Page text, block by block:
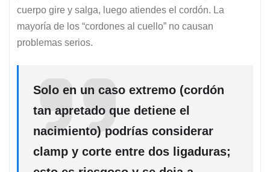
cuerpo gire y salga, luego atiendes el cordón. La
mayoría de los “cordones al cuello” no causan
problemas serios.
Solo en un caso extremo (cordón
tan apretado que detiene el
nacimiento) podrías considerar
clamp y corte entre dos ligaduras;